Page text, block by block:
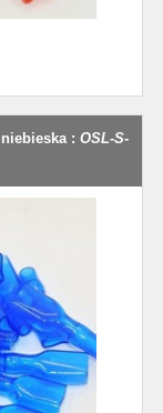
: OSL-S-